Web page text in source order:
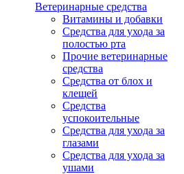
Ветеринарные средства
Витамины и добавки
Средства для ухода за
полостью рта
Прочие ветеринарные
средства
Средства от блох и
клещей
Средства
успокоительные
Средства для ухода за
глазами
Средства для ухода за
ушами